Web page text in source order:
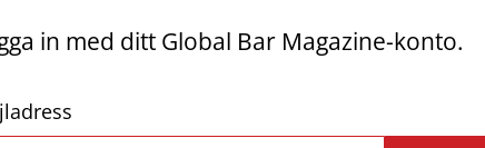
in med ditt Global Bar Magazine-konto.